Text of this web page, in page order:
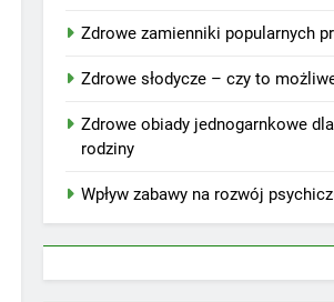
Zdrowe zamienniki popularnych
Zdrowe słodycze – czy to
Zdrowe obiady jednogarnkowe dla
rodziny
Wpływ zabawy na rozwój